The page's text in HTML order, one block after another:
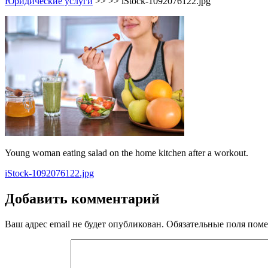
Young woman eating salad on the home kitchen after a workout.
Навигация
по
записям
iStock-1092076122.jpg
Добавить комментарий
Ваш адрес email не будет опубликован. Обязательные поля